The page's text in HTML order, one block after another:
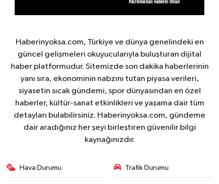
Haberinyoksa.com, Türkiye ve dünya genelindeki en
güncel gelişmeleri okuyucularıyla buluşturan dijital
haber platformudur. Sitemizde son dakika haberlerinin
yanı sıra, ekonominin nabzını tutan piyasa verileri,
siyasetin sıcak gündemi, spor dünyasından en özel
haberler, kültür-sanat etkinlikleri ve yaşama dair tüm
detayları bulabilirsiniz. Haberinyoksa.com, gündeme
dair aradığınız her şeyi birleştiren güvenilir bilgi
kaynağınızdır.
Hava Durumu Trafik Durumu